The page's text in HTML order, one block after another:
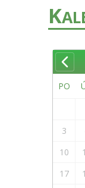
K
PO
3
10
17